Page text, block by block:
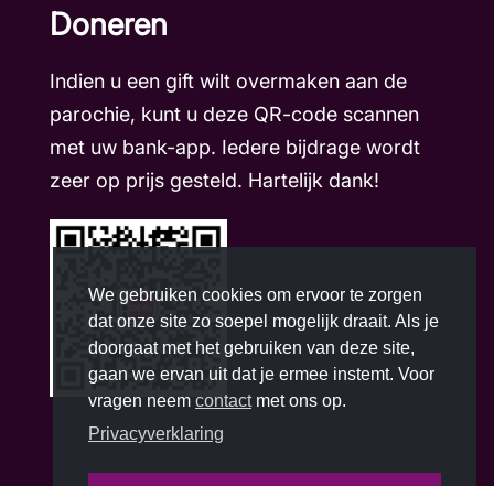
Doneren
Indien u een gift wilt overmaken aan de
parochie, kunt u deze QR-code scannen
met uw bank-app. Iedere bijdrage wordt
zeer op prijs gesteld. Hartelijk dank!
We gebruiken cookies om ervoor te zorgen
dat onze site zo soepel mogelijk draait. Als je
doorgaat met het gebruiken van deze site,
gaan we ervan uit dat je ermee instemt. Voor
vragen neem contactmet ons op.
Privacyverklaring